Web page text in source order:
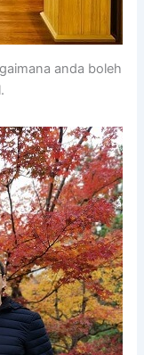
anda boleh